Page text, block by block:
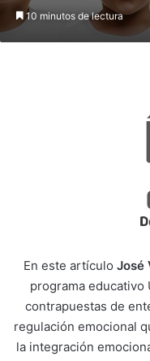
10 minutos de lectura
En este artículo José
programa educativo
contrapuestas de
regulación emocional
la integración